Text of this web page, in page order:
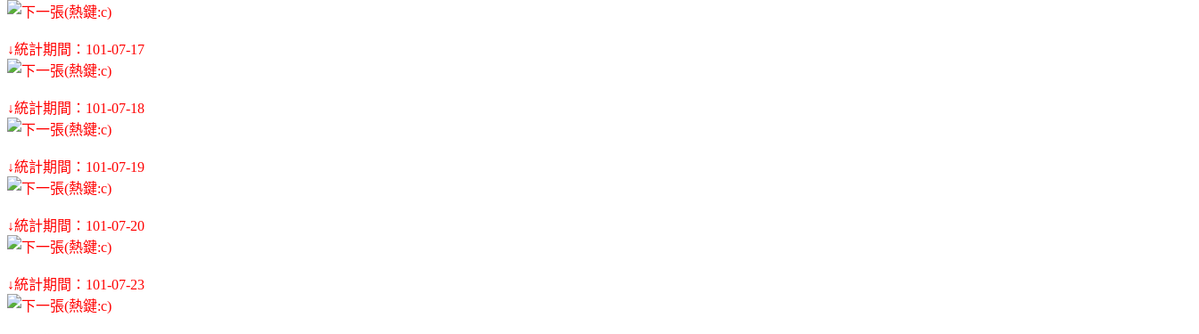
↓統計期間：101-07-17
↓統計期間：101-07-18
↓統計期間：101-07-19
↓統計期間：101-07-20
↓統計期間：101-07-23